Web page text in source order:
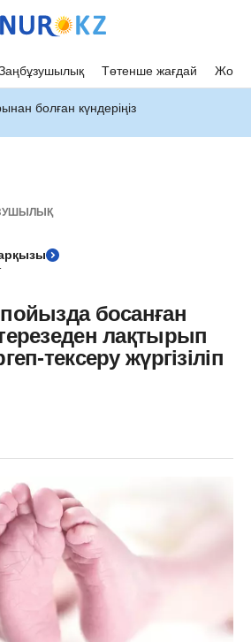
Төтенше жағдай Жол
болған күндеріңіз
босанған
лақтырып
тексеру жүргізіліп